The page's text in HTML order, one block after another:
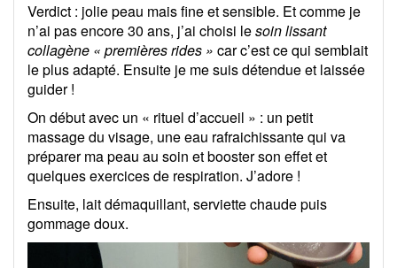
Verdict : jolie peau mais fine et sensible. Et comme je
n’ai pas encore 30 ans, j’ai choisi lesoin lissant
collagène « premières rides » car c’est ce qui semblait
le plus adapté. Ensuite je me suis détendue et laissée
guider !
On début avec un « rituel d’accueil » : un petit
massage du visage, une eau rafraichissante qui va
préparer ma peau au soin et booster son effet et
quelques exercices de respiration. J’adore !
Ensuite, lait démaquillant, serviette chaude puis
gommage doux.